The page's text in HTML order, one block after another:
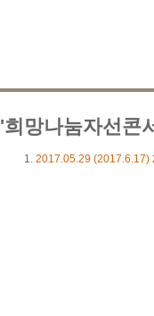
'희망나눔자선콘
2017.05.29 (2017.6.17)